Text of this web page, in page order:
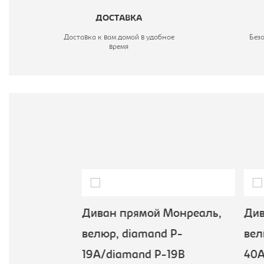
ДОСТАВКА
Доставка к вам домой в удобное
время
Диван прямой Монреаль,
велюр, diamand P-
19A/diamand P-19B